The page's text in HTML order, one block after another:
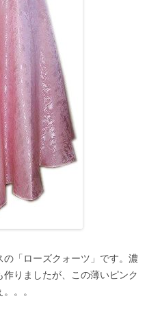
「ローズクォーツ」です。濃
りましたが、この薄いピンク
。。